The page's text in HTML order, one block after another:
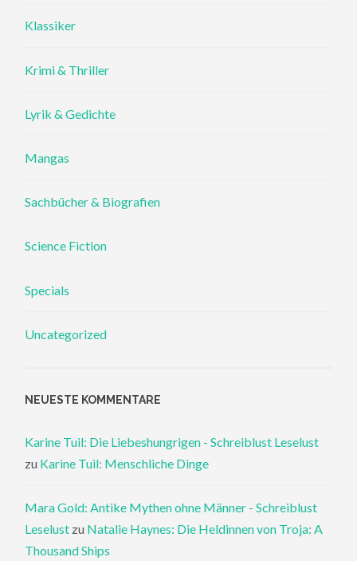
Klassiker
Krimi & Thriller
Lyrik & Gedichte
Mangas
Sachbücher & Biografien
Science Fiction
Specials
Uncategorized
NEUESTE KOMMENTARE
Karine Tuil: Die Liebeshungrigen - Schreiblust Leselust
zu Karine Tuil: Menschliche Dinge
Mara Gold: Antike Mythen ohne Männer - Schreiblust
Leselust zu Natalie Haynes: Die Heldinnen von Troja: A
Thousand Ships